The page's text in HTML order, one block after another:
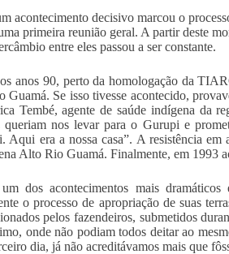
acontecimento decisivo marcou o
primeira reunião geral. A partir deste
entre eles passou a ser constante.
anos 90, perto da homologação da
Guamá. Se isso tivesse acontecido,
Tembé, agente de saúde indígena da
queriam nos levar para o Gurupi e
Aqui era a nossa casa”. A resistência
Alto Rio Guamá. Finalmente, em 1993
dos acontecimentos mais
o processo de apropriação de suas
pelos fazendeiros, submetidos
onde não podiam todos deitar ao
dia, já não acreditávamos mais que